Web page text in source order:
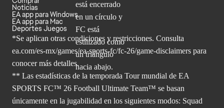
Noticias
EA app para Windows
EA app para Mac
Deportes Juegos
*Se aplican otras condiciones y restricciones. Consulta
ea.com/es-mx/games/ea-sports-fc/fc-26/game-disclaimers para
conocer más detalles.
** Las estadísticas de la temporada Tour mundial de EA
SPORTS FC™ 26 Football Ultimate Team™ se basan
únicamente en la jugabilidad en los siguientes modos: Squad